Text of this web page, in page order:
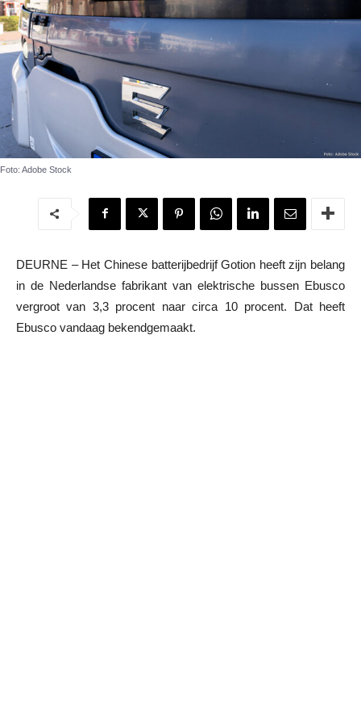
Foto: Adobe Stock
DEURNE – Het Chinese batterijbedrijf Gotion heeft zijn belang
in de Nederlandse fabrikant van elektrische bussen Ebusco
vergroot van 3,3 procent naar circa 10 procent. Dat heeft
Ebusco vandaag bekendgemaakt.